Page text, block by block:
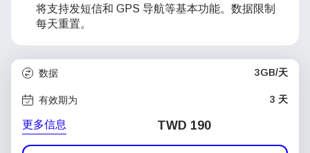
将支持发短信和 GPS 导航等基本功能。数据限制
每天重置。
数据 3GB/天
有效期为 3 天
更多信息 TWD 190